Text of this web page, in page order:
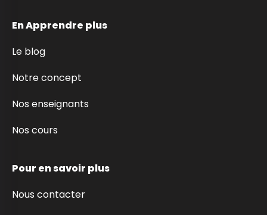
En Apprendre plus
Le blog
Notre concept
Nos enseignants
Nos cours
Pour en savoir plus
Nous contacter